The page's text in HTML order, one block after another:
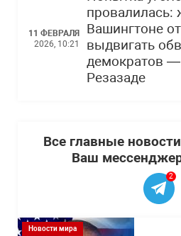
11 ФЕВРАЛЯ
2026, 10:21
Вашингтоне
выдвигать
демократов
Резазаде
Все главные
Ваш
2
Новости мира